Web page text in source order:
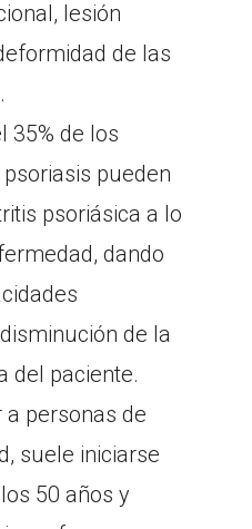
lesión
de las
35% de los
pueden
psoriásica a lo
dando
de la
del paciente.
personas de
suele iniciarse
50 años y